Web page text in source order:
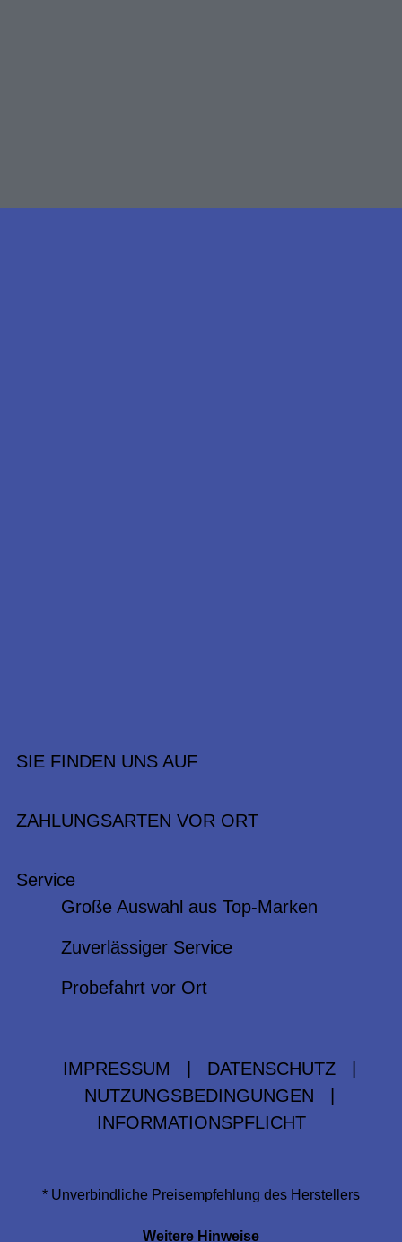
SIE FINDEN UNS AUF
ZAHLUNGSARTEN VOR ORT
Service
Große Auswahl aus Top-Marken
Zuverlässiger Service
Probefahrt vor Ort
IMPRESSUM DATENSCHUTZ
NUTZUNGSBEDINGUNGEN
INFORMATIONSPFLICHT
* Unverbindliche Preisempfehlung des Herstellers
Weitere Hinweise